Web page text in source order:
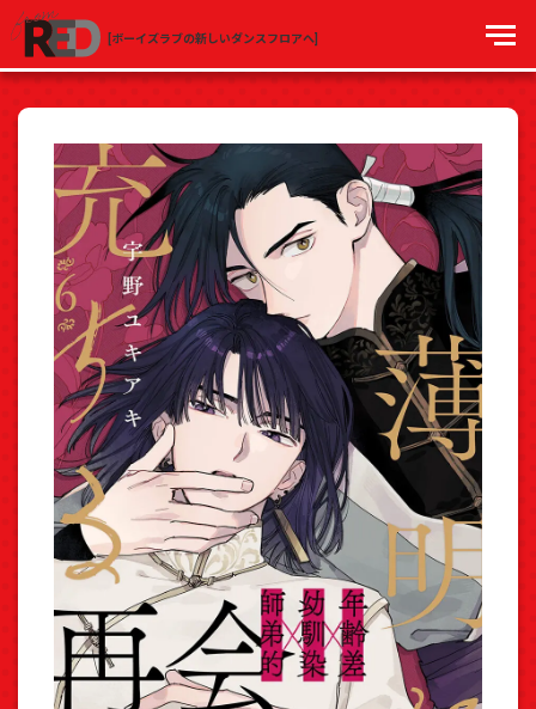
[ボーイズラブの新しいダンスフロアへ]